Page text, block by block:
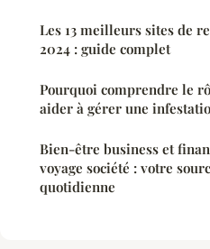
Les 13 meilleurs sites de
2024 : guide complet
Pourquoi comprendre le
aider à gérer une
Bien-être business et
voyage société : votre
quotidienne